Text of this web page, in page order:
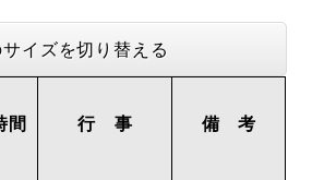
イズを切り替える
間 行 事 備 考